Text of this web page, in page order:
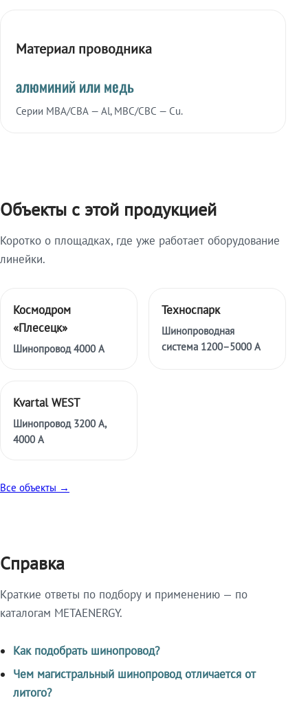
Материал проводника
алюминий или медь
Серии МВА/СВА — Al, МВС/СВС — Cu.
Объекты с этой продукцией
Коротко о площадках, где уже работает оборудование
линейки.
Космодром
«Плесецк»
Шинопровод 4000 А
Техноспарк
Шинопроводная
система 1200–5000 А
Kvartal WEST
Шинопровод 3200 А,
4000 А
Все объекты →
Справка
Краткие ответы по подбору и применению — по
каталогам METAENERGY.
Как подобрать шинопровод?
Чем магистральный шинопровод отличается от
литого?